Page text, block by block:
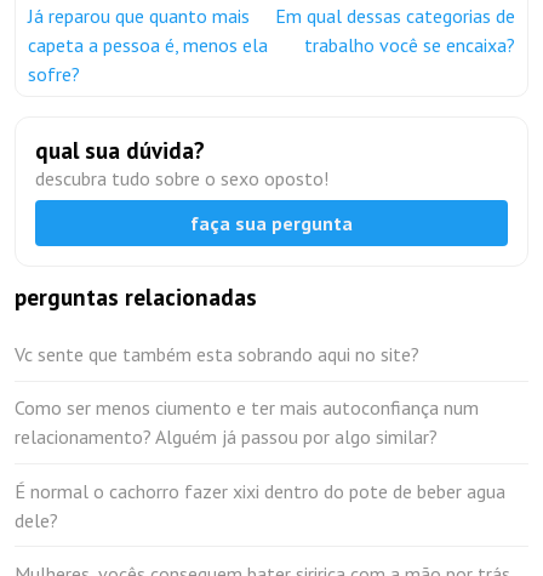
Já reparou que quanto mais
capeta a pessoa é, menos ela
sofre?
Em qual dessas categorias de
trabalho você se encaixa?
qual sua dúvida?
descubra tudo sobre o sexo oposto!
faça sua pergunta
perguntas relacionadas
Vc sente que também esta sobrando aqui no site?
Como ser menos ciumento e ter mais autoconfiança num
relacionamento? Alguém já passou por algo similar?
É normal o cachorro fazer xixi dentro do pote de beber agua
dele?